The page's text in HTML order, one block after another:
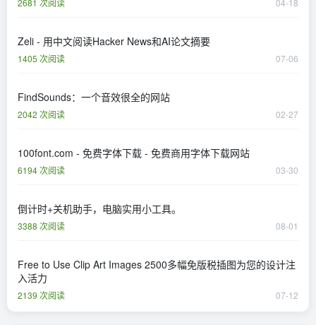
2681 次阅读 04-18
Zeli - 用中文阅读Hacker News和AI论文摘要
1405 次阅读 07-06
FindSounds：一个音效很全的网站
2042 次阅读 02-27
100font.com - 免费字体下载 - 免费商用字体下载网站
6194 次阅读 03-30
倒计时+关机助手，电脑实用小工具。
3388 次阅读 08-01
Free to Use Clip Art Images 2500多幅免版税插图为您的设计注
入活力
2139 次阅读 07-12